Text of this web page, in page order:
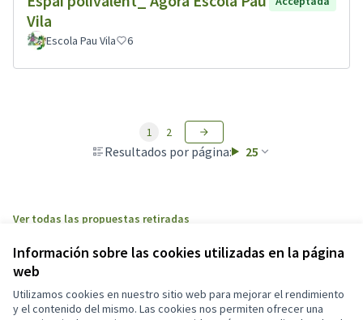
Información sobre las cookies utilizadas en la página
web
Utilizamos cookies en nuestro sitio web para mejorar el rendimiento
y el contenido del mismo. Las cookies nos permiten ofrecer una
Vila
Escola Pau Vila 6
Resultados por página: 25
1 2
Ver todas las propuestas retiradas
Términos y condiciones de uso
Configuración de cookies
Participa311 decideix.esparreguera.cat en X
Participa311 decideix.esparreguera.cat en Facebook
Participa311 decideix.esparreguera.cat en Instagram
Participa311 decideix.esparreguera.cat en YouTube